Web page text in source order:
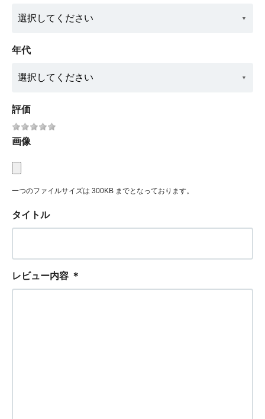
年代
評価
画像
一つのファイルサイズは 300KB までとなっております。
タイトル
レビュー内容 ＊